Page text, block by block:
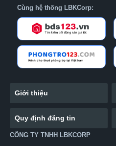
Cùng hệ thống LBKCorp:
Giới thiệu
Quy định đăng tin
CÔNG TY TNHH LBKCORP